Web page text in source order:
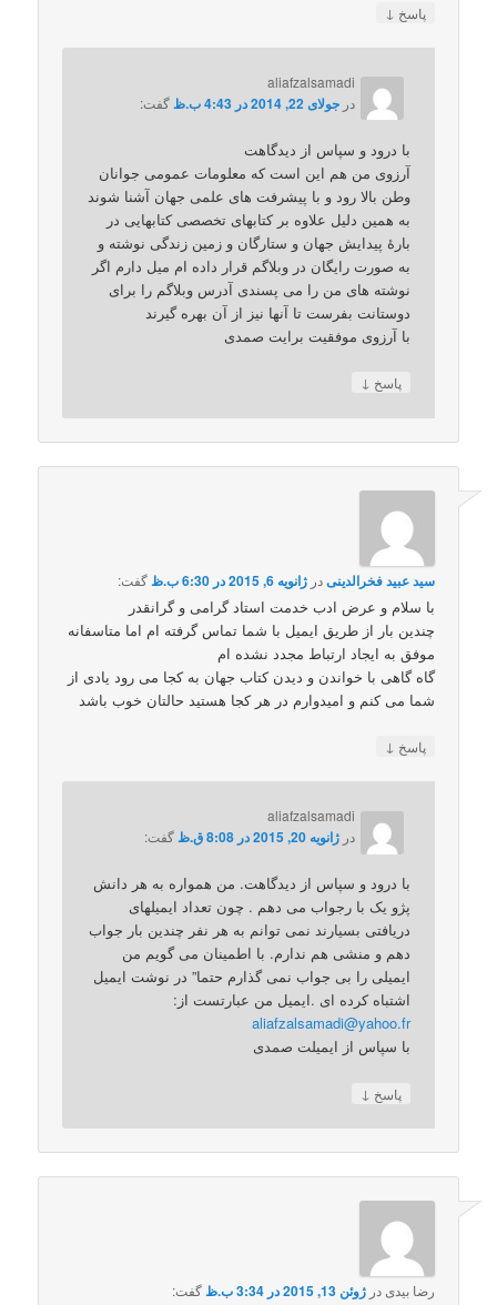
پاسخ ↓
aliafzalsamadi
درجولای 22, 2014 در 4:43 ب.ظ گفت:
با درود و سپاس از دیدگاهت
آرزوی من هم این است که معلومات عمومی جوانان
وطن بالا رود و با پیشرفت های علمی جهان آشنا شوند
به همین دلیل علاوه بر کتابهای تخصصی کتابهایی در
بارۀ پیدایش جهان و ستارگان و زمین زندگی نوشته و
به صورت رایگان در وبلاگم قرار داده ام میل دارم اگر
نوشته های من را می پسندی آدرس وبلاگم را برای
دوستانت بفرست تا آنها نیز از آن بهره گیرند
با آرزوی موفقیت برایت صمدی
پاسخ ↓
سید عبید فخرالدینیدرژانویه 6, 2015 در 6:30 ب.ظ گفت:
با سلام و عرض ادب خدمت استاد گرامی و گرانقدر
چندین بار از طریق ایمیل با شما تماس گرفته ام اما متاسفانه
موفق به ایجاد ارتباط مجدد نشده ام
گاه گاهی با خواندن و دیدن کتاب جهان به کجا می رود یادی از
شما می کنم و امیدوارم در هر کجا هستید حالتان خوب باشد
پاسخ ↓
aliafzalsamadi
درژانویه 20, 2015 در 8:08 ق.ظ گفت:
با درود و سپاس از دیدگاهت. من همواره به هر دانش
پژو یک با رجواب می دهم . چون تعداد ایمیلهای
دریافتی بسیارند نمی توانم به هر نفر چندین بار جواب
دهم و منشی هم ندارم. با اطمینان می گویم من
ایمیلی را بی جواب نمی گذارم حتما” در نوشت ایمیل
اشتباه کرده ای .ایمیل من عبارتست از:
aliafzalsamadi@yahoo.fr
با سپاس از ایمیلت صمدی
پاسخ ↓
رضا بیدی درژوئن 13, 2015 در 3:34 ب.ظ گفت: